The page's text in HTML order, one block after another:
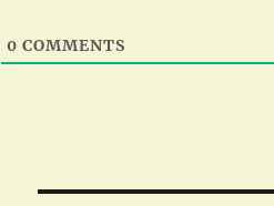
0 COMMENTS